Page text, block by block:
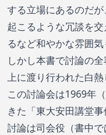
する立場にあるのだ
起こるような冗談を
るなど和やかな雰囲気
しかし本書で討論の
上に渡り行われた白熱
この討論会は1969年
きた「東大安田講堂事
討論は司会役（書中